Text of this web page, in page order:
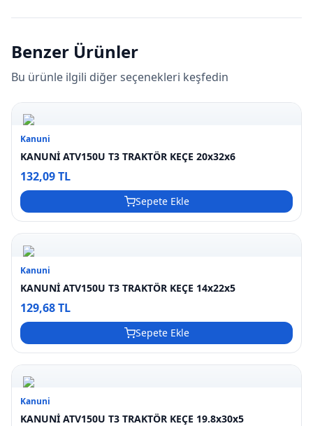
Benzer Ürünler
Bu ürünle ilgili diğer seçenekleri keşfedin
Kanuni
KANUNİ ATV150U T3 TRAKTÖR KEÇE 20x32x6
132,09 TL
Sepete Ekle
Kanuni
KANUNİ ATV150U T3 TRAKTÖR KEÇE 14x22x5
129,68 TL
Sepete Ekle
Kanuni
KANUNİ ATV150U T3 TRAKTÖR KEÇE 19.8x30x5